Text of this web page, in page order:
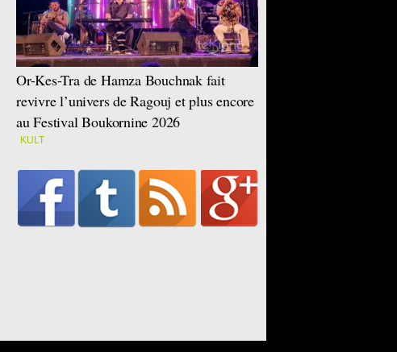
Or-Kes-Tra de Hamza Bouchnak fait
revivre l’univers de Ragouj et plus encore
au Festival Boukornine 2026
KULT